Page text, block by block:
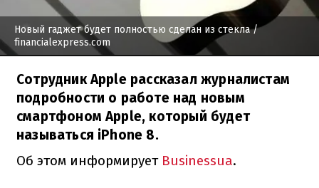
Новый гаджет будет полностью сделан из стекла/
financialexpress.com
Сотрудник Apple рассказал журналистам
подробности о работе над новым
смартфоном Apple, который будет
называться iPhone 8.
Об этом информирует Вusinessua.